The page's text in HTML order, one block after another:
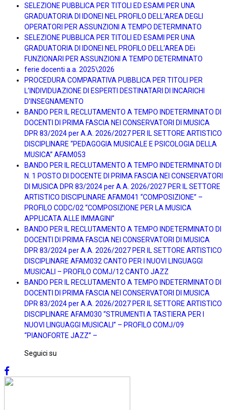
SELEZIONE PUBBLICA PER TITOLI ED ESAMI PER UNA
GRADUATORIA DI IDONEI NEL PROFILO DELL’AREA DEGLI
OPERATORI PER ASSUNZIONI A TEMPO DETERMINATO
SELEZIONE PUBBLICA PER TITOLI ED ESAMI PER UNA
GRADUATORIA DI IDONEI NEL PROFILO DELL’AREA DEi
FUNZIONARI PER ASSUNZIONI A TEMPO DETERMINATO
ferie docenti a.a. 2025\2026
PROCEDURA COMPARATIVA PUBBLICA PER TITOLI PER
L’INDIVIDUAZIONE DI ESPERTI DESTINATARI DI INCARICHI
D’INSEGNAMENTO
BANDO PER IL RECLUTAMENTO A TEMPO INDETERMINATO DI
DOCENTI DI PRIMA FASCIA NEI CONSERVATORI DI MUSICA
DPR 83/2024 per A.A. 2026/2027 PER IL SETTORE ARTISTICO
DISCIPLINARE “PEDAGOGIA MUSICALE E PSICOLOGIA DELLA
MUSICA” AFAM053
BANDO PER IL RECLUTAMENTO A TEMPO INDETERMINATO DI
N. 1 POSTO DI DOCENTE DI PRIMA FASCIA NEI CONSERVATORI
DI MUSICA DPR 83/2024 per A.A. 2026/2027 PER IL SETTORE
ARTISTICO DISCIPLINARE AFAM041 “COMPOSIZIONE” –
PROFILO CODC/02 “COMPOSIZIONE PER LA MUSICA
APPLICATA ALLE IMMAGINI”
BANDO PER IL RECLUTAMENTO A TEMPO INDETERMINATO DI
DOCENTI DI PRIMA FASCIA NEI CONSERVATORI DI MUSICA
DPR 83/2024 per A.A. 2026/2027 PER IL SETTORE ARTISTICO
DISCIPLINARE AFAM032 CANTO PER I NUOVI LINGUAGGI
MUSICALI – PROFILO COMJ/12 CANTO JAZZ
BANDO PER IL RECLUTAMENTO A TEMPO INDETERMINATO DI
DOCENTI DI PRIMA FASCIA NEI CONSERVATORI DI MUSICA
DPR 83/2024 per A.A. 2026/2027 PER IL SETTORE ARTISTICO
DISCIPLINARE AFAM030 “STRUMENTI A TASTIERA PER I
NUOVI LINGUAGGI MUSICALI” – PROFILO COMJ/09
“PIANOFORTE JAZZ” –
Seguici su